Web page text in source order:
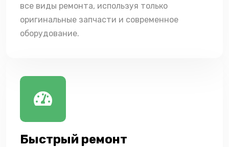
все виды ремонта, используя только
оригинальные запчасти и современное
оборудование.
Быстрый ремонт